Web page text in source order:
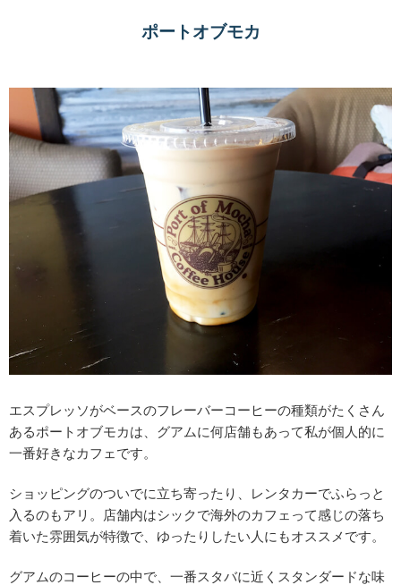
ポートオブモカ
エスプレッソがベースのフレーバーコーヒーの種類がたくさん
あるポートオブモカは、グアムに何店舗もあって私が個人的に
一番好きなカフェです。
ショッピングのついでに立ち寄ったり、レンタカーでふらっと
入るのもアリ。店舗内はシックで海外のカフェって感じの落ち
着いた雰囲気が特徴で、ゆったりしたい人にもオススメです。
グアムのコーヒーの中で、一番スタバに近くスタンダードな味